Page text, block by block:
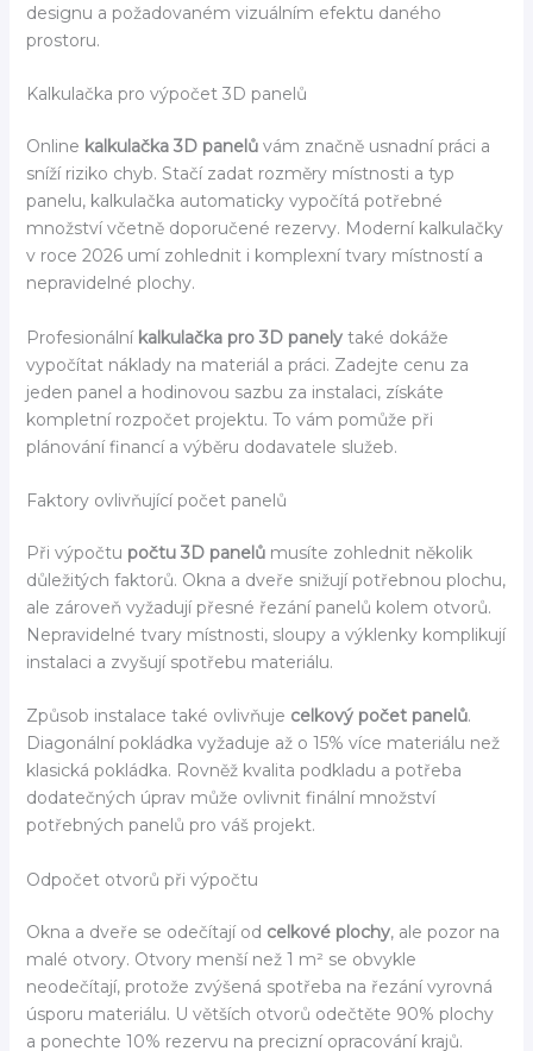
designu a požadovaném vizuálním efektu daného
prostoru.
Kalkulačka pro výpočet 3D panelů
Online kalkulačka 3D panelůvám značně usnadní práci a
sníží riziko chyb. Stačí zadat rozměry místnosti a typ
panelu, kalkulačka automaticky vypočítá potřebné
množství včetně doporučené rezervy. Moderní kalkulačky
v roce 2026 umí zohlednit i komplexní tvary místností a
nepravidelné plochy.
Profesionální kalkulačka pro 3D panelytaké dokáže
vypočítat náklady na materiál a práci. Zadejte cenu za
jeden panel a hodinovou sazbu za instalaci, získáte
kompletní rozpočet projektu. To vám pomůže při
plánování financí a výběru dodavatele služeb.
Faktory ovlivňující počet panelů
Při výpočtu počtu 3D panelůmusíte zohlednit několik
důležitých faktorů. Okna a dveře snižují potřebnou plochu,
ale zároveň vyžadují přesné řezání panelů kolem otvorů.
Nepravidelné tvary místnosti, sloupy a výklenky komplikují
instalaci a zvyšují spotřebu materiálu.
Způsob instalace také ovlivňuje celkový počet panelů.
Diagonální pokládka vyžaduje až o 15% více materiálu než
klasická pokládka. Rovněž kvalita podkladu a potřeba
dodatečných úprav může ovlivnit finální množství
potřebných panelů pro váš projekt.
Odpočet otvorů při výpočtu
Okna a dveře se odečítají od celkové plochy, ale pozor na
malé otvory. Otvory menší než 1 m² se obvykle
neodečítají, protože zvýšená spotřeba na řezání vyrovná
úsporu materiálu. U větších otvorů odečtěte 90% plochy
a ponechte 10% rezervu na precizní opracování krajů.